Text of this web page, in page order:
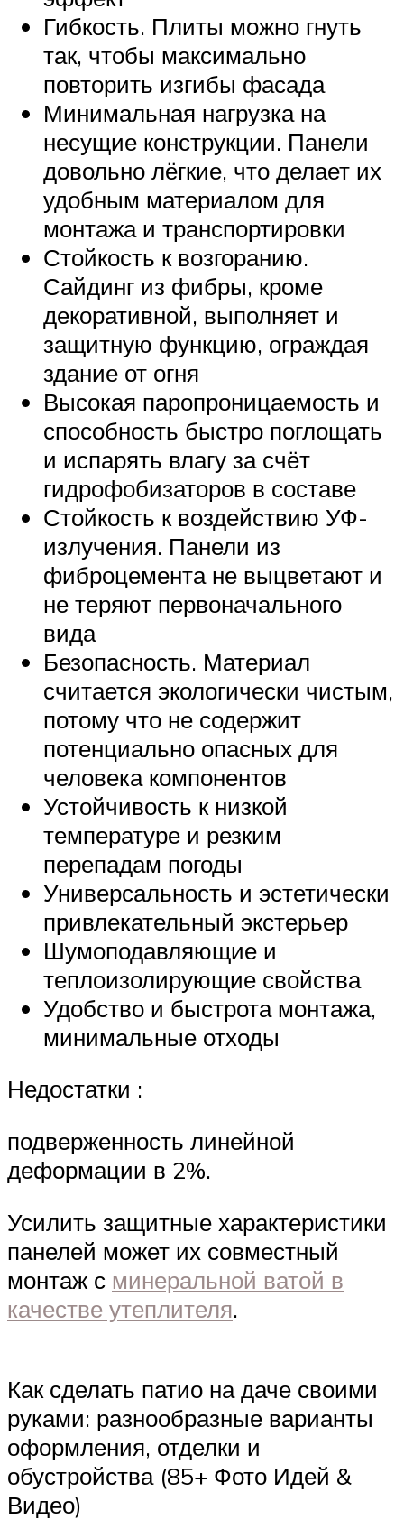
Гибкость. Плиты можно гнуть
так, чтобы максимально
повторить изгибы фасада
Минимальная нагрузка на
несущие конструкции. Панели
довольно лёгкие, что делает их
удобным материалом для
монтажа и транспортировки
Стойкость к возгоранию.
Сайдинг из фибры, кроме
декоративной, выполняет и
защитную функцию, ограждая
здание от огня
Высокая паропроницаемость и
способность быстро поглощать
и испарять влагу за счёт
гидрофобизаторов в составе
Стойкость к воздействию УФ-
излучения. Панели из
фиброцемента не выцветают и
не теряют первоначального
вида
Безопасность. Материал
считается экологически чистым,
потому что не содержит
потенциально опасных для
человека компонентов
Устойчивость к низкой
температуре и резким
перепадам погоды
Универсальность и эстетически
привлекательный экстерьер
Шумоподавляющие и
теплоизолирующие свойства
Удобство и быстрота монтажа,
минимальные отходы
Недостатки :
подверженность линейной
деформации в 2%.
Усилить защитные характеристики
панелей может их совместный
монтаж с минеральной ватой в
качестве утеплителя.
Как сделать патио на даче своими
руками: разнообразные варианты
оформления, отделки и
обустройства (85+ Фото Идей &
Видео)